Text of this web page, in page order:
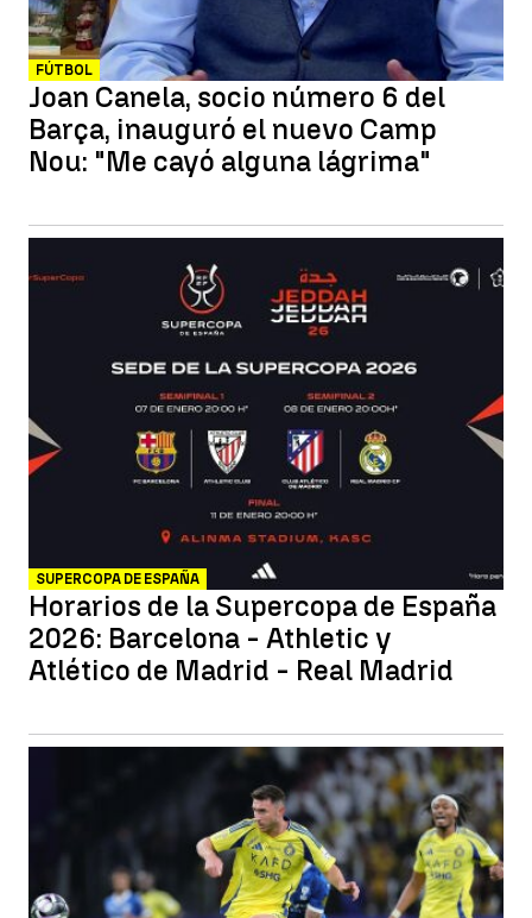
FÚTBOL
Joan Canela, socio número 6 del
Barça, inauguró el nuevo Camp
Nou: "Me cayó alguna lágrima"
SUPERCOPA DE ESPAÑA
Horarios de la Supercopa de España
2026: Barcelona - Athletic y
Atlético de Madrid - Real Madrid